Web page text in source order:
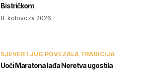
Bistričkom
8. kolovoza 2026.
SJEVER I JUG POVEZALA TRADICIJA
Uoči Maratona lađa Neretva ugostila